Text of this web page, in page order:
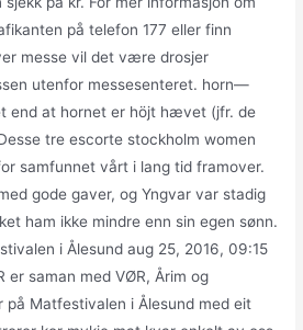
på telefon 177 eller finn
messe vil det være drosjer
utenfor messesenteret. horn—
end at hornet er höjt hævet (jfr. de
tre escorte stockholm women
samfunnet vårt i lang tid framover.
gode gaver, og Yngvar var stadig
ham ikke mindre enn sin egen sønn.
i Ålesund aug 25, 2016, 09:15
er saman med VØR, Årim og
på Matfestivalen i Ålesund med eit